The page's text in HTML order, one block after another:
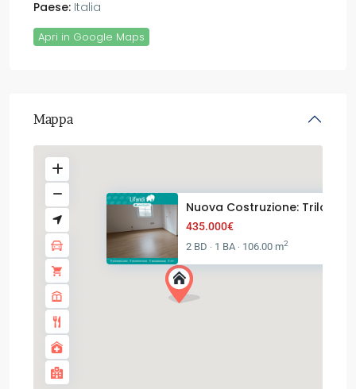
Paese: Italia
Apri in Google Maps
Mappa
Nuova Costruzione: Trilocale
435.000€
2 BD · 1 BA · 106.00 m2